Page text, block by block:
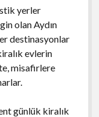
yerler
olan Aydın
destinasyonlar
evlerin
misafirlere
günlük kiralık